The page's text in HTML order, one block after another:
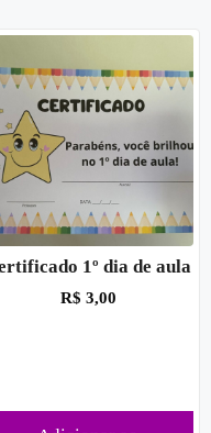
1º dia de aula
R$ 3,00